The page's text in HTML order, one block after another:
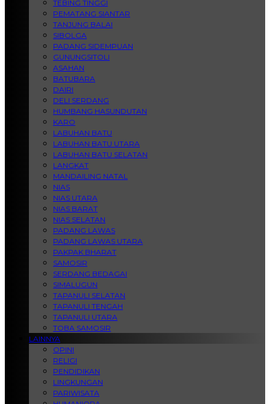
TEBING TINGGI
PEMATANG SIANTAR
TANJUNG BALAI
SIBOLGA
PADANG SIDEMPUAN
GUNUNGSITOLI
ASAHAN
BATUBARA
DAIRI
DELI SERDANG
HUMBANG HASUNDUTAN
KARO
LABUHAN BATU
LABUHAN BATU UTARA
LABUHAN BATU SELATAN
LANGKAT
MANDAILING NATAL
NIAS
NIAS UTARA
NIAS BARAT
NIAS SELATAN
PADANG LAWAS
PADANG LAWAS UTARA
PAKPAK BHARAT
SAMOSIR
SERDANG BEDAGAI
SIMALUGUN
TAPANULI SELATAN
TAPANULI TENGAH
TAPANULI UTARA
TOBA SAMOSIR
LAINNYA
OPINI
RELIGI
PENDIDIKAN
LINGKUNGAN
PARIWISATA